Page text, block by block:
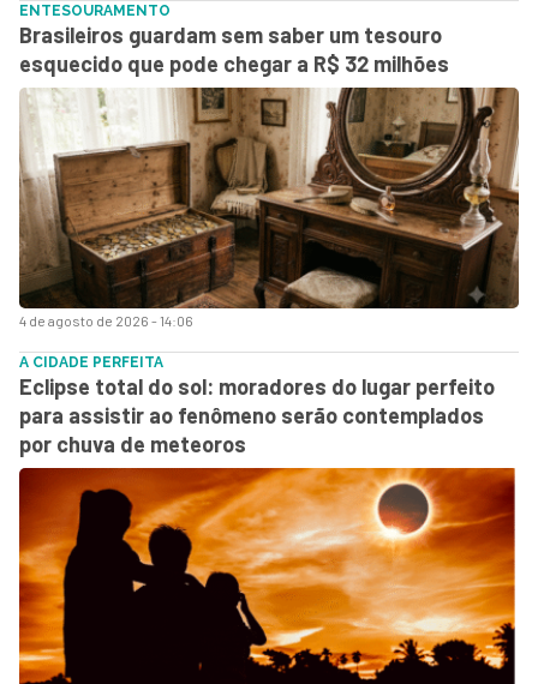
4 de agosto de 2026 - 14:06
ENTESOURAMENTO
Brasileiros guardam sem saber um tesouro
esquecido que pode chegar a R$ 32 milhões
A CIDADE PERFEITA
Eclipse total do sol: moradores do lugar perfeito
para assistir ao fenômeno serão contemplados
por chuva de meteoros